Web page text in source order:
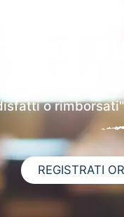
100%
di Lecce
o
REGISTRATI